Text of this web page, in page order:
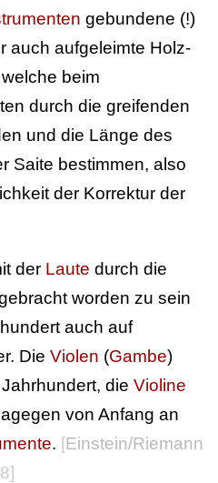
gebundene (!)
auch aufgeleimte Holz-
beim
durch die greifenden
und die Länge des
Saite bestimmen, also
der Korrektur der
der Laute durch die
worden zu sein
auch auf
Die Violen (Gambe)
die Violine
von Anfang an
. [Einstein/Riemann